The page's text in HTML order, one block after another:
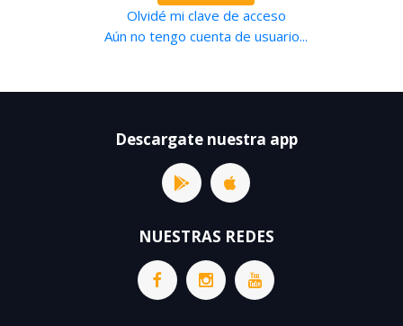
Olvidé mi clave de acceso
Aún no tengo cuenta de usuario...
Descargate nuestra app
NUESTRAS REDES